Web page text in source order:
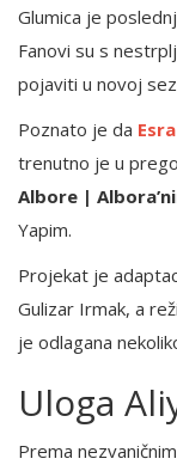
Glumica je
Fanovi su s
pojaviti u novoj
Poznato je da
trenutno je u
Albore |
Yapim.
Projekat je
Gulizar Irmak, a
je odlagana
Uloga
Prema